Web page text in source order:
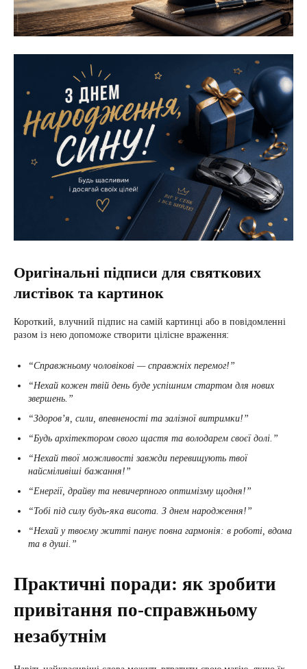
Оригінальні підписи для святкових
листівок та картинок
Короткий, влучний підпис на самій картинці або в повідомленні
разом із нею допоможе створити цілісне враження:
“Справжньому чоловікові — справжніх перемог!”
“Нехай кожен твій день буде успішним стартом для нових
звершень.”
“Здоров’я, сили, впевненості та залізної витримки!”
“Будь архітектором свого щастя та володарем своєї долі.”
“Нехай твої можливості завжди перевищують твої
найсміливіші бажання!”
“Енергії, драйву та невичерпного оптимізму щодня!”
“Тобі під силу будь-яка висота. З днем народження!”
“Нехай у твоєму житті панує повна гармонія: в роботі, вдома
та в душі.”
Практичні поради: як зробити
привітання по-справжньому
незабутнім